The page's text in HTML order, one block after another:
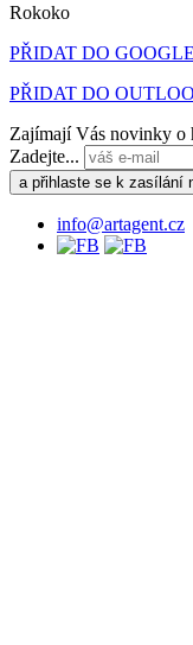
Rokoko
PŘIDAT DO
PŘIDAT DO
Zajímají Vás novinky o
Zadejte...
info@artagent.cz